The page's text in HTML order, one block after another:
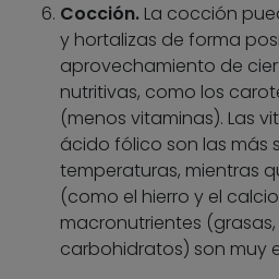
Cocción. La cocción
y hortalizas de forma
aprovechamiento de
nutritivas, como los
(menos vitaminas). Las
ácido fólico son las más
temperaturas, mientras
(como el hierro y el
macronutrientes
carbohidratos) son muy